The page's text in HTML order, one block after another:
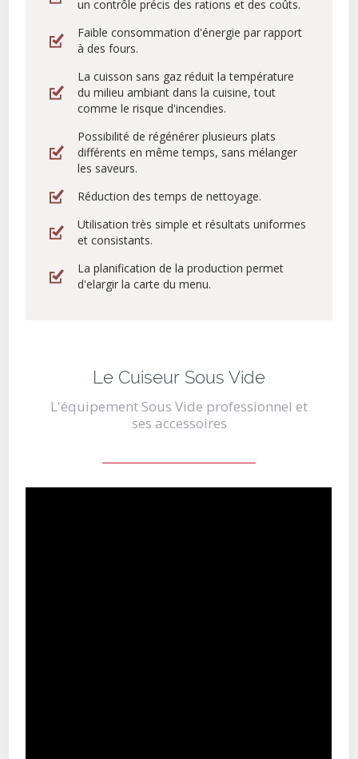
un contrôle précis des rations et des coûts.
Faible consommation d'énergie par rapport
à des fours.
La cuisson sans gaz réduit la température
du milieu ambiant dans la cuisine, tout
comme le risque d'incendies.
Possibilité de régénérer plusieurs plats
différents en même temps, sans mélanger
les saveurs.
Réduction des temps de nettoyage.
Utilisation très simple et résultats uniformes
et consistants.
La planification de la production permet
d'elargir la carte du menu.
Le Cuiseur Sous Vide
L'équipement Sous Vide professionnel et
ses accessoires